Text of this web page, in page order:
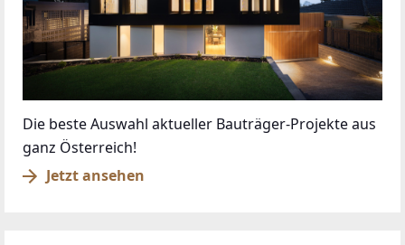
Die beste Auswahl aktueller Bauträger-Projekte aus
ganz Österreich!
Jetzt ansehen